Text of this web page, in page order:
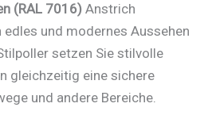
(RAL 7016) Anstrich
edles und modernes Aussehen
setzen Sie stilvolle
gleichzeitig eine sichere
und andere Bereiche.